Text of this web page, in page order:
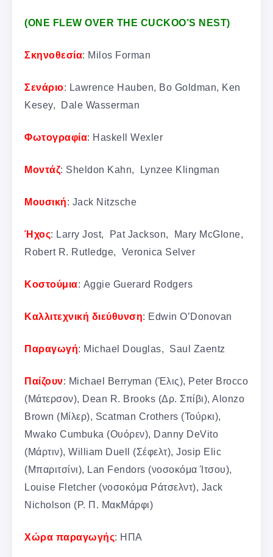
(ONE FLEW OVER THE CUCKOO’S NEST)
Σκηνοθεσία: Milos Forman
Σενάριο: Lawrence Hauben, Bo Goldman, Ken
Kesey, Dale Wasserman
Φωτογραφία: Haskell Wexler
Μοντάζ: Sheldon Kahn, Lynzee Klingman
Μουσική: Jack Nitzsche
Ήχος: Larry Jost, Pat Jackson, Mary McGlone,
Robert R. Rutledge, Veronica Selver
Κοστούμια: Aggie Guerard Rodgers
Καλλιτεχνική διεύθυνση: Edwin O’Donovan
Παραγωγή: Michael Douglas, Saul Zaentz
Παίζουν: Michael Berryman (Έλις), Peter Brocco
(Μάτερσον), Dean R. Brooks (Δρ. Σπίβι), Alonzo
Brown (Μίλερ), Scatman Crothers (Τούρκι),
Mwako Cumbuka (Ουόρεν), Danny DeVito
(Μάρτιν), William Duell (Σέφελτ), Josip Elic
(Μπαριτσίνι), Lan Fendors (νοσοκόμα Ίτσου),
Louise Fletcher (νοσοκόμα Ράτσελντ), Jack
Nicholson (Ρ. Π. ΜακΜάρφι)
Χώρα παραγωγής: ΗΠΑ